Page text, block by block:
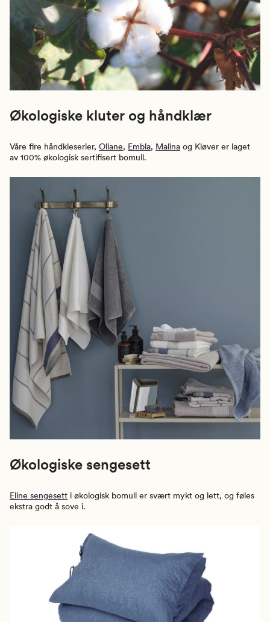
Økologiske kluter og håndklær
Våre fire håndkleserier, Oliane, Embla, Malina og Kløver er laget
av 100% økologisk sertifisert bomull.
Økologiske sengesett
Eline sengesett i økologisk bomull er svært mykt og lett, og føles
ekstra godt å sove i.